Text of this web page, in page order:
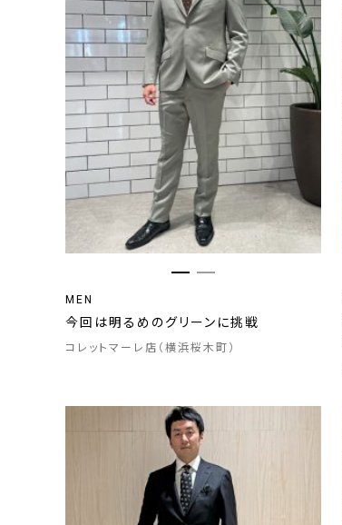
MEN
今回は明るめのグリーンに挑戦
コレットマーレ店（横浜桜木町）